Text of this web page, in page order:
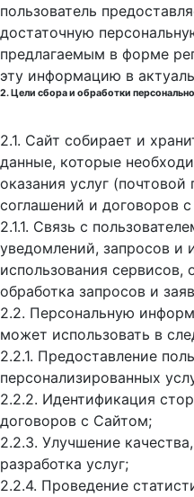
пользователь
достаточную
предлагаемым в форме
эту информацию в
2. Цели сбора и обработки
2.1. Сайт собирает и
данные, которые
оказания услуг (почтовой
соглашений и договоров
2.1.1. Связь с
уведомлений, запросов
использования сервисов,
обработка запросов и
2.2. Персональную
может использовать в
2.2.1. Предоставление
персонализированных
2.2.2. Идентификация
договоров с Сайтом;
2.2.3. Улучшение
разработка услуг;
2.2.4. Проведение